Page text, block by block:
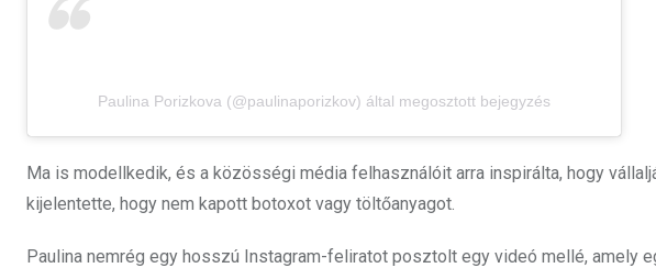
Paulina Porizkova (@paulinaporizkov) által megosztott bejegyzés
Ma is modellkedik, és a közösségi média felhasználóit arra inspirálta, hogy
kijelentette, hogy nem kapott botoxot vagy töltőanyagot.
Paulina nemrég egy hosszú Instagram-feliratot posztolt egy videó mellé, amely